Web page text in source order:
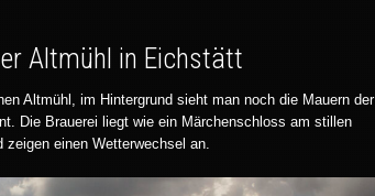
Altmühl in Eichstätt
Altmühl, im Hintergrund sieht man noch die Mauern der
Die Brauerei liegt wie ein Märchenschloss am stillen
einen Wetterwechsel an.